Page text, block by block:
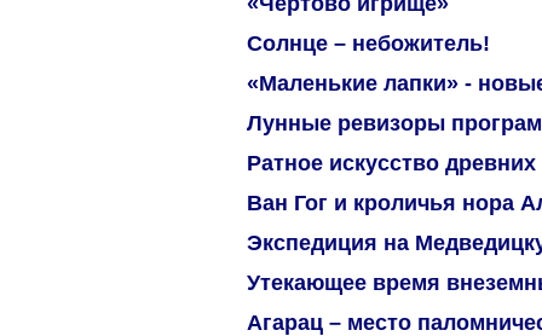
Солнце – небожитель!
«Маленькие лапки» -
Лунные ревизоры
Ратное искусство
Ван Гог и кроличья нора
Экспедиция на
Утекающее время
Агарац – место